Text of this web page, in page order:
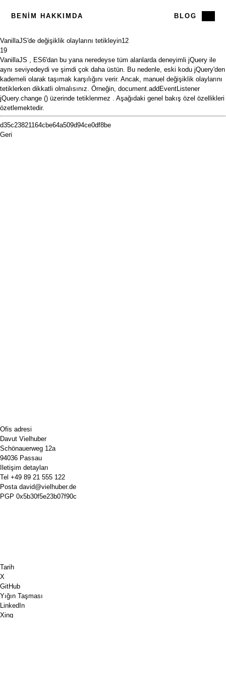
BENIM HAKKIMDA BLOG
VanillaJS'de değişiklik olaylarını tetikleyin12
19
VanillaJS
ES6'dan bu yana neredeyse tüm alanlarda deneyimli jQuery ile
aynı seviyedeydi ve şimdi çok daha üstün. Bu nedenle, eski kodu jQuery'den
kademeli olarak taşımak karşılığını verir. Ancak, manuel değişiklik olaylarını
tetiklerken dikkatli olmalısınız. Örneğin, document.addEventListener
jQuery.change () üzerinde tetiklenmez . Aşağıdaki genel bakış özel özellikleri
özetlemektedir.
d35c23821164cbe64a509d94ce0df8be
Geri
Ofis adresi
Davut Vielhuber
Schönauerweg 12a
94036 Passau
Iletişim detayları
Tel +49 89 21 555 122
Posta david@vielhuber.de
PGP 0x5b30f5e23b07f90c
Tarih
X
GitHub
Yığın Taşması
LinkedIn
Xing